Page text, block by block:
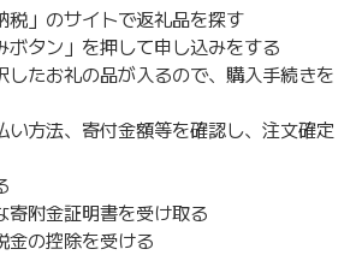
税」のサイトで返礼品を探す
ボタン」を押して申し込みをする
したお礼の品が入るので、購入手続きを
い方法、寄付金額等を確認し、注文確定
寄附金証明書を受け取る
金の控除を受ける